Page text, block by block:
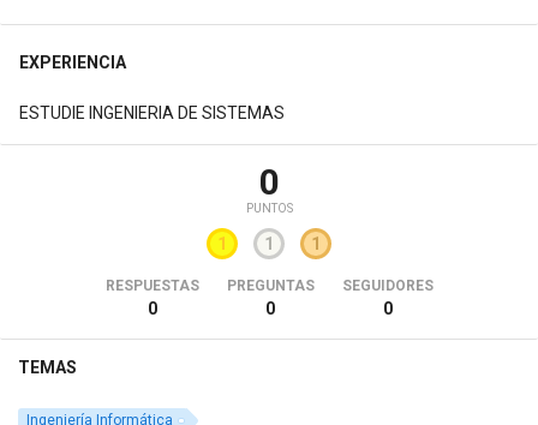
EXPERIENCIA
ESTUDIE INGENIERIA DE SISTEMAS
0
PUNTOS
1 1 1
RESPUESTAS
0
PREGUNTAS
0
SEGUIDORES
0
TEMAS
Ingeniería Informática